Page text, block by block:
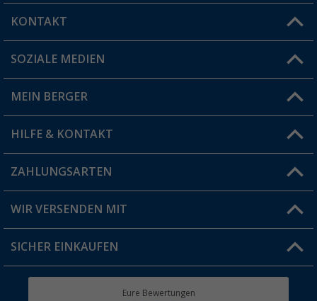
KONTAKT
Du hast eine Frage?
Filiale finden
SOZIALE MEDIEN
MEIN BERGER
Vorteilskarte
Blog
Jobs & Karriere
HILFE & KONTAKT
FAQ & Kontakt
Versandinformationen
Rücksendung
ZAHLUNGSARTEN
WIR VERSENDEN MIT
SICHER EINKAUFEN
Eure Bewertungen